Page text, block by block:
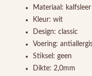
Materiaal:
Kleur: wit
Design: classic
Voering:
Stiksel: geen
Dikte: 2,0mm